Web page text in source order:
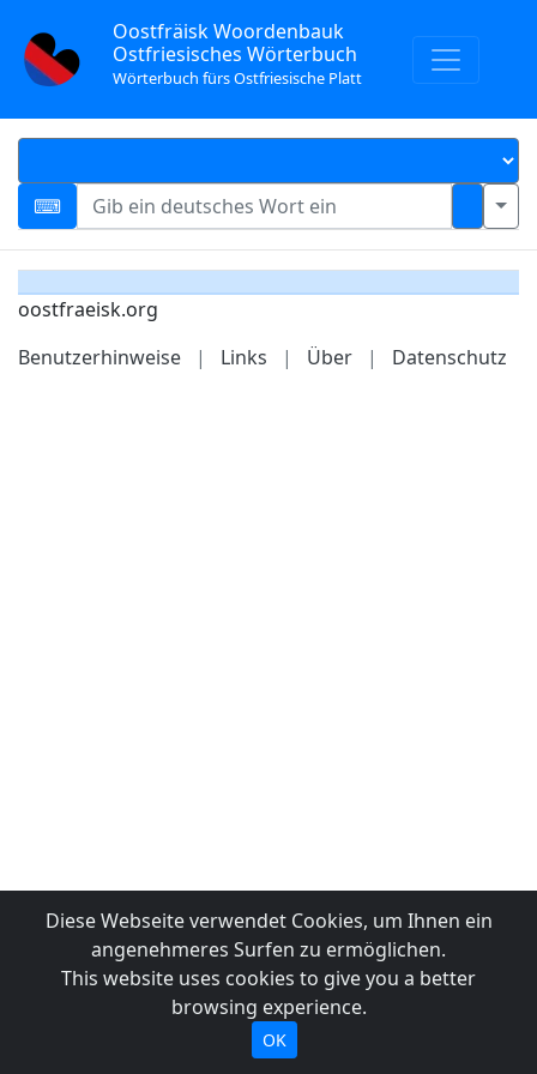
Oostfräisk Woordenbauk
Ostfriesisches Wörterbuch
Wörterbuch fürs Ostfriesische Platt
oostfraeisk.org
Benutzerhinweise
| Links | Über | Datenschutz
Diese Webseite verwendet Cookies, um Ihnen ein
angenehmeres Surfen zu ermöglichen.
This website uses cookies to give you a better
browsing experience.
OK